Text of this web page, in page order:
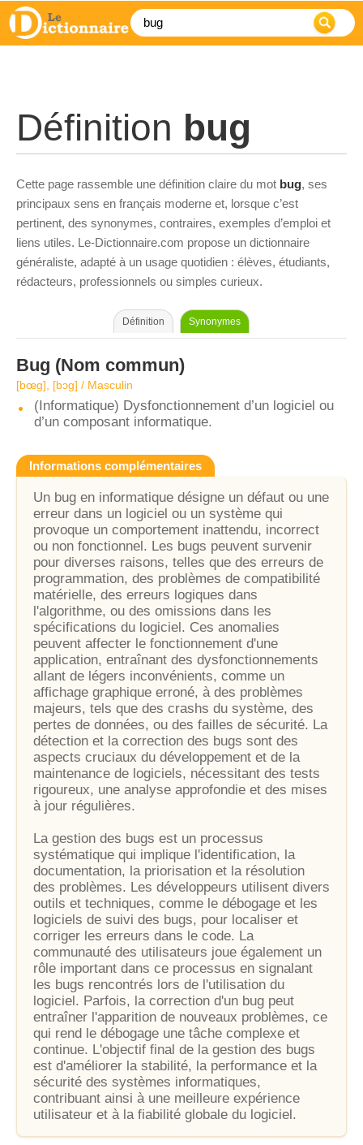
Définition bug
Cette page rassemble une définition claire du mot bug, ses
principaux sens en français moderne et, lorsque c’est
pertinent, des synonymes, contraires, exemples d’emploi et
liens utiles. Le-Dictionnaire.com propose un dictionnaire
généraliste, adapté à un usage quotidien : élèves, étudiants,
rédacteurs, professionnels ou simples curieux.
Définition Synonymes
Bug (Nom commun)
[bœɡ], [bɔɡ] / Masculin
(Informatique) Dysfonctionnement d’un logiciel ou
d’un composant informatique.
Informations complémentaires
Un bug en informatique désigne un défaut ou une
erreur dans un logiciel ou un système qui
provoque un comportement inattendu, incorrect
ou non fonctionnel. Les bugs peuvent survenir
pour diverses raisons, telles que des erreurs de
programmation, des problèmes de compatibilité
matérielle, des erreurs logiques dans
l'algorithme, ou des omissions dans les
spécifications du logiciel. Ces anomalies
peuvent affecter le fonctionnement d'une
application, entraînant des dysfonctionnements
allant de légers inconvénients, comme un
affichage graphique erroné, à des problèmes
majeurs, tels que des crashs du système, des
pertes de données, ou des failles de sécurité. La
détection et la correction des bugs sont des
aspects cruciaux du développement et de la
maintenance de logiciels, nécessitant des tests
rigoureux, une analyse approfondie et des mises
à jour régulières.
La gestion des bugs est un processus
systématique qui implique l'identification, la
documentation, la priorisation et la résolution
des problèmes. Les développeurs utilisent divers
outils et techniques, comme le débogage et les
logiciels de suivi des bugs, pour localiser et
corriger les erreurs dans le code. La
communauté des utilisateurs joue également un
rôle important dans ce processus en signalant
les bugs rencontrés lors de l'utilisation du
logiciel. Parfois, la correction d'un bug peut
entraîner l'apparition de nouveaux problèmes, ce
qui rend le débogage une tâche complexe et
continue. L'objectif final de la gestion des bugs
est d'améliorer la stabilité, la performance et la
sécurité des systèmes informatiques,
contribuant ainsi à une meilleure expérience
utilisateur et à la fiabilité globale du logiciel.